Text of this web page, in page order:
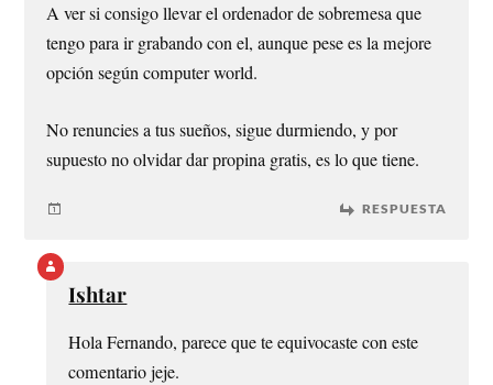
A ver si consigo llevar el ordenador de sobremesa que
tengo para ir grabando con el, aunque pese es la mejore
opción según computer world.
No renuncies a tus sueños, sigue durmiendo, y por
supuesto no olvidar dar propina gratis, es lo que tiene.
RESPUESTA
Ishtar
Hola Fernando, parece que te equivocaste con este
comentario jeje.